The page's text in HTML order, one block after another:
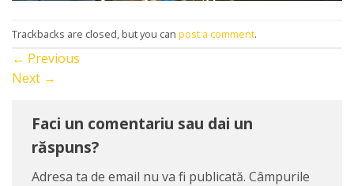
Trackbacks are closed, but you can post a comment.
← Previous
Next →
Faci un comentariu sau dai un
răspuns?
Adresa ta de email nu va fi publicată. Câmpurile